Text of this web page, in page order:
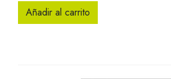
Añadir al carrito